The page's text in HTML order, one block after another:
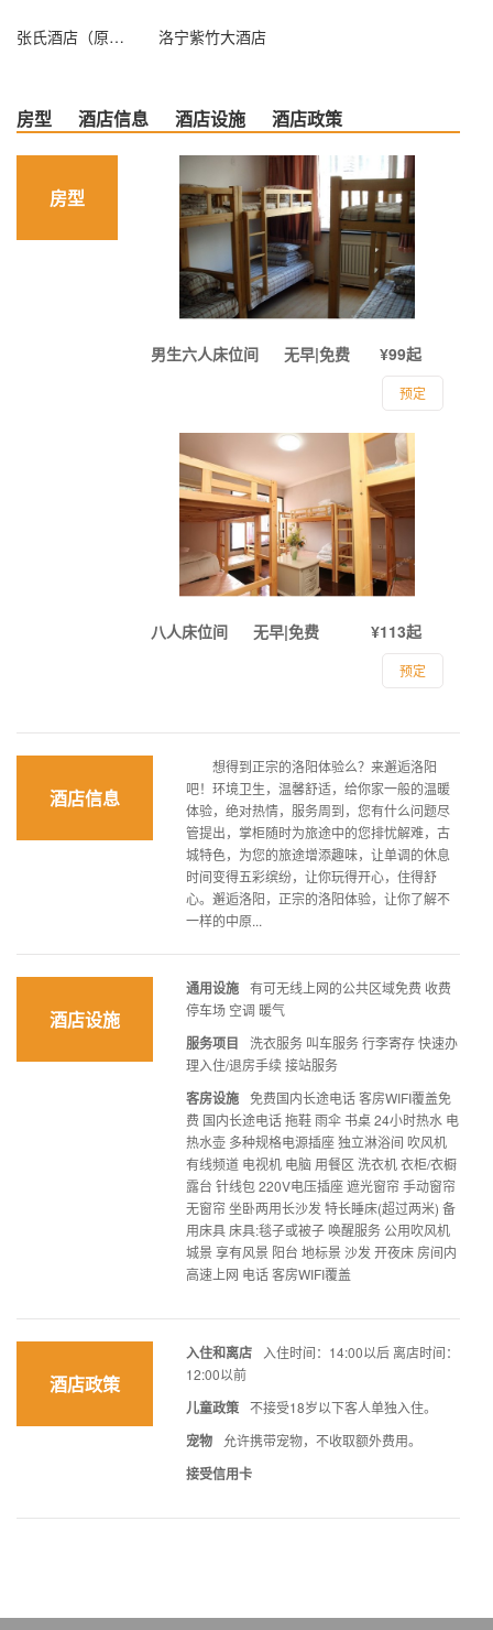
张氏酒店（原速8酒店龙门九都路店） 洛宁紫竹大酒店
房型 酒店信息 酒店设施 酒店政策
房型
男生六人床位间 ¥99起
无早|免费
预定
八人床位间 ¥113起
无早|免费
预定
酒店信息
想得到正宗的洛阳体验么？来邂逅洛阳
吧！环境卫生，温馨舒适，给你家一般的温暖
体验，绝对热情，服务周到，您有什么问题尽
管提出，掌柜随时为旅途中的您排忧解难，古
城特色，为您的旅途增添趣味，让单调的休息
时间变得五彩缤纷，让你玩得开心，住得舒
心。邂逅洛阳，正宗的洛阳体验，让你了解不
一样的中原...
酒店设施
通用设施 有可无线上网的公共区域免费 收费
停车场 空调 暖气
服务项目
洗衣服务 叫车服务 行李寄存 快速办
理入住/退房手续 接站服务
客房设施 免费国内长途电话 客房WIFI覆盖免
费 国内长途电话 拖鞋 雨伞 书桌 24小时热水 电
热水壶 多种规格电源插座 独立淋浴间 吹风机
有线频道 电视机 电脑 用餐区 洗衣机 衣柜/衣橱
露台 针线包 220V电压插座 遮光窗帘 手动窗帘
无窗帘 坐卧两用长沙发 特长睡床(超过两米) 备
用床具 床具:毯子或被子 唤醒服务 公用吹风机
城景 享有风景 阳台 地标景 沙发 开夜床 房间内
高速上网 电话 客房WIFI覆盖
酒店政策
入住和离店
入住时间：14:00以后 离店时间：
12:00以前
儿童政策 不接受18岁以下客人单独入住。
宠物 允许携带宠物，不收取额外费用。
接受信用卡